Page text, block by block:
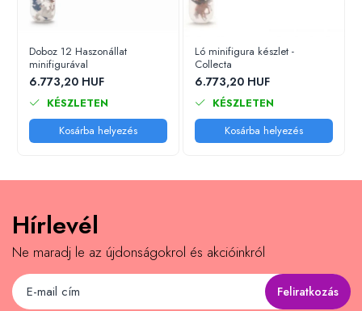
Doboz 12 Haszonállat
minifigurával
6.773,20 HUF
KÉSZLETEN
Kosárba helyezés
Ló minifigura készlet -
Collecta
6.773,20 HUF
KÉSZLETEN
Kosárba helyezés
Hírlevél
Ne maradj le az újdonságokrol és akcióinkról